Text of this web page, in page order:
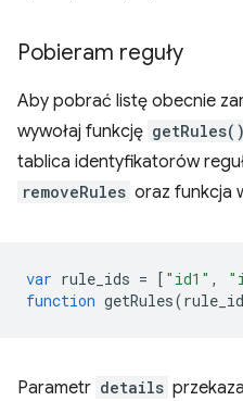
Pobieram reguły
Aby pobrać listę obecnie
wywołaj funkcję getRules()
tablica identyfikatorów
removeRules oraz funkcja
var rule_ids = [ "id1" ,
function getRules(
Parametr details